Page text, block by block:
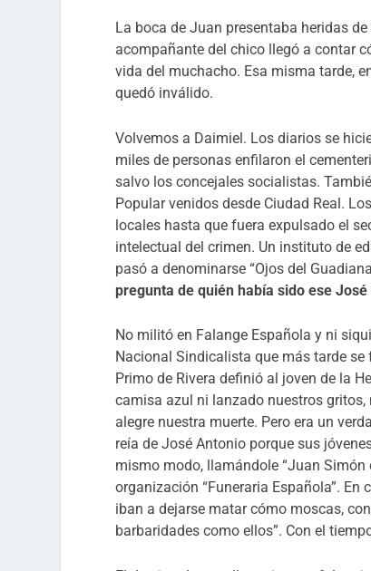
La boca de Juan presentaba heridas
acompañante del chico llegó a contar
vida del muchacho. Esa misma tarde,
quedó inválido.
Volvemos a Daimiel. Los diarios se
miles de personas enfilaron el
salvo los concejales socialistas.
Popular venidos desde Ciudad Real.
locales hasta que fuera expulsado el
intelectual del crimen. Un instituto de
pasó a denominarse “Ojos del
pregunta de quién había sido ese
No militó en Falange Española y ni
Nacional Sindicalista que más tarde
Primo de Rivera definió al joven de la
camisa azul ni lanzado nuestros
alegre nuestra muerte. Pero era un
reía de José Antonio porque sus
mismo modo, llamándole “Juan Simón
organización “Funeraria Española”.
iban a dejarse matar cómo moscas,
barbaridades como ellos”. Con el